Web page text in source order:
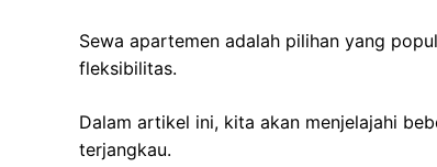
Sewa apartemen adalah pilihan yang
fleksibilitas.
Dalam artikel ini, kita akan menjelajahi
terjangkau.